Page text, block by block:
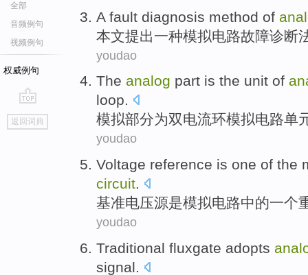
全部
音频例句
视频例句
权威例句
go
top
返回词典
A fault diagnosis method of
本文提出一种模拟电路故障诊断
youdao
The analog part is the unit of
loop.
模拟部分为双电流环模拟电路单
youdao
Voltage reference is one of the
circuit.
基准电压源是模拟电路中的一个
youdao
Traditional fluxgate adopts
signal.